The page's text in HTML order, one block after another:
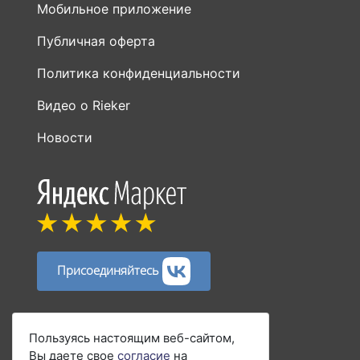
Мобильное приложение
Публичная оферта
Политика конфиденциальности
Видео о Rieker
Новости
Присоединяйтесь
Пользуясь настоящим веб-сайтом,
Вы даете свое согласие на